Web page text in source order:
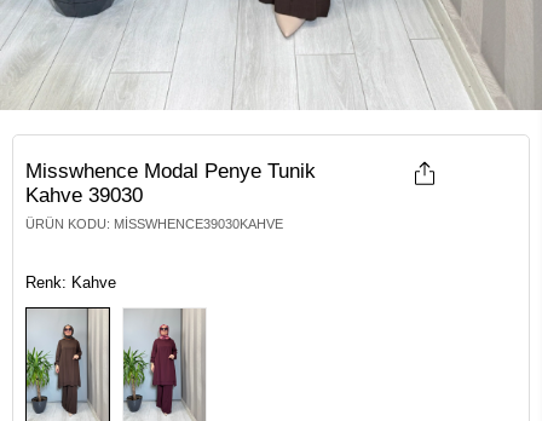
Misswhence Modal Penye Tunik
Kahve 39030
ÜRÜN KODU: MISSWHENCE39030KAHVE
Renk: Kahve